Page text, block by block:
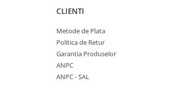
CLIENTI
Metode de Plata
Politica de Retur
Garantia Produselor
ANPC
ANPC - SAL